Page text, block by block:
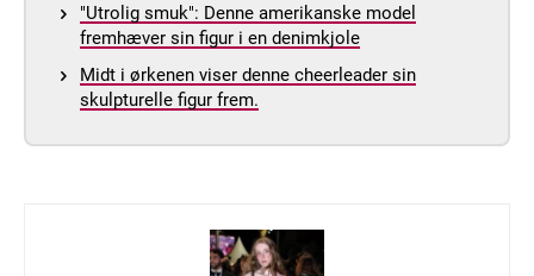
"Utrolig smuk": Denne amerikanske model
fremhæver sin figur i en denimkjole
Midt i ørkenen viser denne cheerleader sin
skulpturelle figur frem.